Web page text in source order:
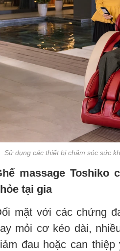
Sử dụng các thiết bị chăm sóc sức
massage Toshiko
tại gia
mặt với các chứng
mỏi cơ kéo dài,
đau hoặc can